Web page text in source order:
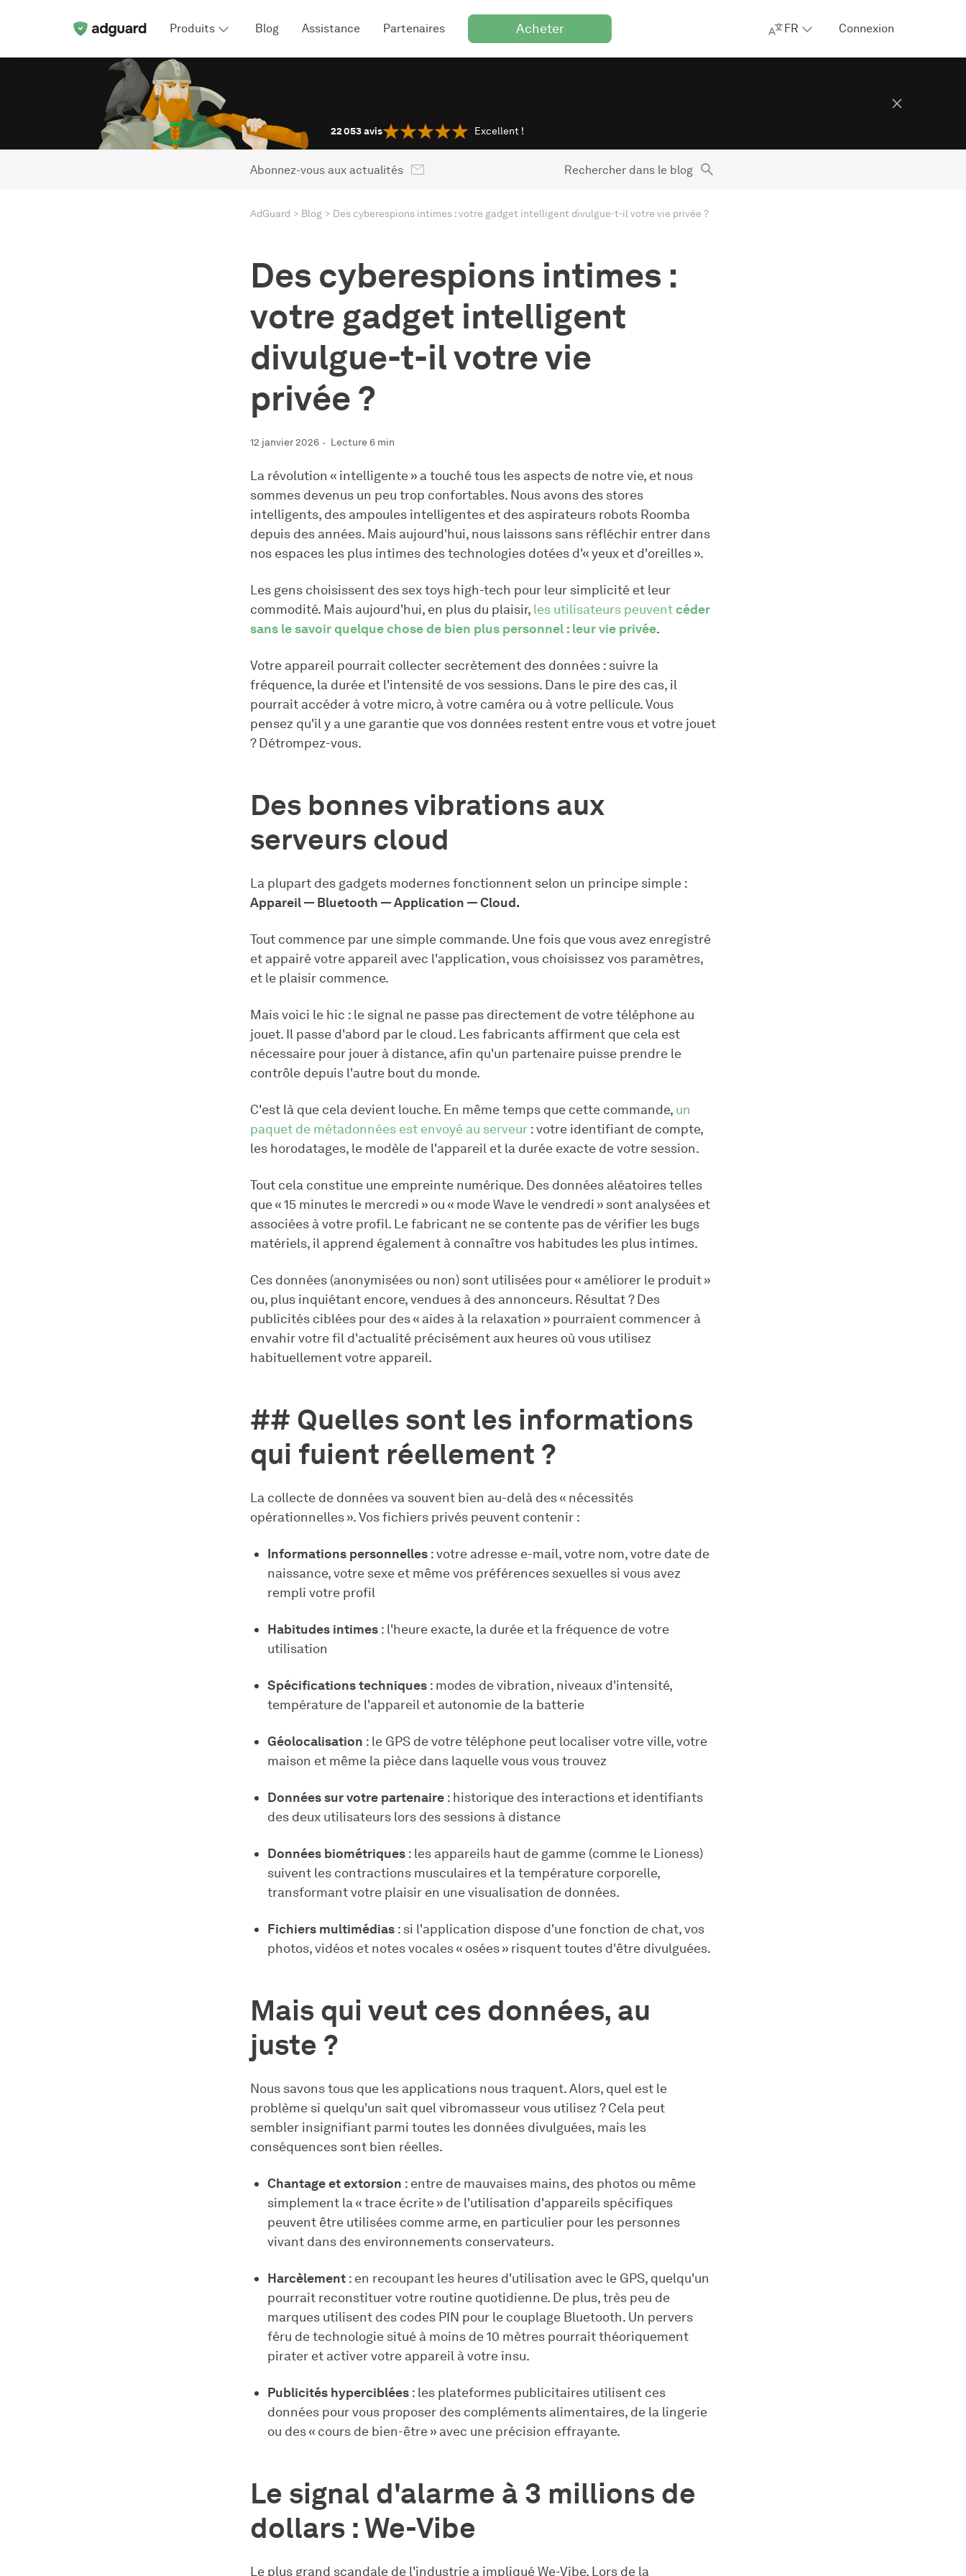
Produits Blog Assistance Partenaires Acheter FR Connexion
22 053avis Excellent !
Abonnez-vous aux actualités Rechercher dans le blog
AdGuard Blog Des cyberespions intimes : votre gadget intelligent divulgue-t-il votre vie privée ?
Des cyberespions intimes :
votre gadget intelligent
divulgue-t-il votre vie
privée ?
12 janvier 2026 Lecture 6 min
La révolution « intelligente » a touché tous les aspects de notre vie, et nous
sommes devenus un peu trop confortables. Nous avons des stores
intelligents, des ampoules intelligentes et des aspirateurs robots Roomba
depuis des années. Mais aujourd'hui, nous laissons sans réfléchir entrer dans
nos espaces les plus intimes des technologies dotées d'« yeux et d'oreilles ».
Les gens choisissent des sex toys high-tech pour leur simplicité et leur
commodité. Mais aujourd'hui, en plus du plaisir, les utilisateurs peuventcéder
sans le savoir quelque chose de bien plus personnel : leur vie privée.
Votre appareil pourrait collecter secrètement des données : suivre la
fréquence, la durée et l'intensité de vos sessions. Dans le pire des cas, il
pourrait accéder à votre micro, à votre caméra ou à votre pellicule. Vous
pensez qu'il y a une garantie que vos données restent entre vous et votre jouet
? Détrompez-vous.
Des bonnes vibrations aux
serveurs cloud
La plupart des gadgets modernes fonctionnent selon un principe simple :
Appareil — Bluetooth — Application — Cloud.
Tout commence par une simple commande. Une fois que vous avez enregistré
et appairé votre appareil avec l'application, vous choisissez vos paramètres,
et le plaisir commence.
Mais voici le hic : le signal ne passe pas directement de votre téléphone au
jouet. Il passe d'abord par le cloud. Les fabricants affirment que cela est
nécessaire pour jouer à distance, afin qu'un partenaire puisse prendre le
contrôle depuis l'autre bout du monde.
C'est là que cela devient louche. En même temps que cette commande, un
paquet de métadonnées est envoyé au serveur : votre identifiant de compte,
les horodatages, le modèle de l'appareil et la durée exacte de votre session.
Tout cela constitue une empreinte numérique. Des données aléatoires telles
que « 15 minutes le mercredi » ou « mode Wave le vendredi » sont analysées et
associées à votre profil. Le fabricant ne se contente pas de vérifier les bugs
matériels, il apprend également à connaître vos habitudes les plus intimes.
Ces données (anonymisées ou non) sont utilisées pour « améliorer le produit »
ou, plus inquiétant encore, vendues à des annonceurs. Résultat ? Des
publicités ciblées pour des « aides à la relaxation » pourraient commencer à
envahir votre fil d'actualité précisément aux heures où vous utilisez
habituellement votre appareil.
## Quelles sont les informations
qui fuient réellement ?
La collecte de données va souvent bien au-delà des « nécessités
opérationnelles ». Vos fichiers privés peuvent contenir :
Informations personnelles : votre adresse e-mail, votre nom, votre date de
naissance, votre sexe et même vos préférences sexuelles si vous avez
rempli votre profil
Habitudes intimes : l'heure exacte, la durée et la fréquence de votre
utilisation
Spécifications techniques : modes de vibration, niveaux d'intensité,
température de l'appareil et autonomie de la batterie
Géolocalisation : le GPS de votre téléphone peut localiser votre ville, votre
maison et même la pièce dans laquelle vous vous trouvez
Données sur votre partenaire : historique des interactions et identifiants
des deux utilisateurs lors des sessions à distance
Données biométriques : les appareils haut de gamme (comme le Lioness)
suivent les contractions musculaires et la température corporelle,
transformant votre plaisir en une visualisation de données.
Fichiers multimédias : si l'application dispose d'une fonction de chat, vos
photos, vidéos et notes vocales « osées » risquent toutes d'être divulguées.
Mais qui veut ces données, au
juste ?
Nous savons tous que les applications nous traquent. Alors, quel est le
problème si quelqu'un sait quel vibromasseur vous utilisez ? Cela peut
sembler insignifiant parmi toutes les données divulguées, mais les
conséquences sont bien réelles.
Chantage et extorsion : entre de mauvaises mains, des photos ou même
simplement la « trace écrite » de l'utilisation d'appareils spécifiques
peuvent être utilisées comme arme, en particulier pour les personnes
vivant dans des environnements conservateurs.
Harcèlement : en recoupant les heures d'utilisation avec le GPS, quelqu'un
pourrait reconstituer votre routine quotidienne. De plus, très peu de
marques utilisent des codes PIN pour le couplage Bluetooth. Un pervers
féru de technologie situé à moins de 10 mètres pourrait théoriquement
pirater et activer votre appareil à votre insu.
Publicités hyperciblées : les plateformes publicitaires utilisent ces
données pour vous proposer des compléments alimentaires, de la lingerie
ou des « cours de bien-être » avec une précision effrayante.
Le signal d'alarme à 3 millions de
dollars : We-Vibe
Le plus grand scandale de l'industrie a impliqué We-Vibe. Lors de la